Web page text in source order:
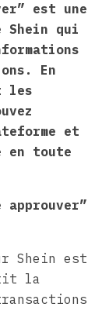
est une
qui
En
les
et
en toute
Shein est
la